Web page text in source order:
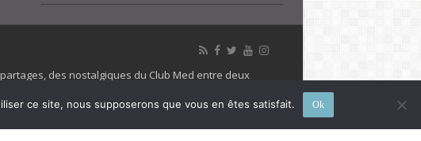
des nostalgiques du Club Med entre deux
citée est la propriété de son détenteur respectif. Le site
de la marque Club Med, Tous droits réservés - 2026
ce site, nous supposerons que vous en êtes satisfait. Ok